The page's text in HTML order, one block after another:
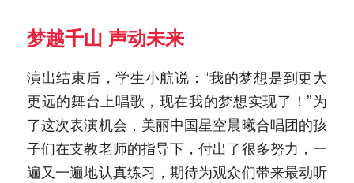
梦越千山 声动未来
演出结束后，学生小航说：“我的梦想是到更大
更远的舞台上唱歌，现在我的梦想实现了！”为
了这次表演机会，美丽中国星空晨曦合唱团的孩
子们在支教老师的指导下，付出了很多努力，一
遍又一遍地认真练习，期待为观众们带来最动听